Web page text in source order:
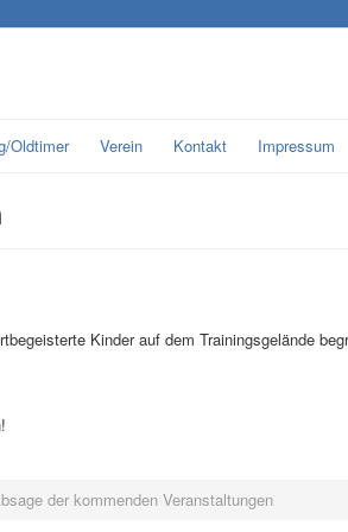
Oldtimer Verein Kontakt Impressum
Kinder auf dem Trainingsgelände
der kommenden Veranstaltungen